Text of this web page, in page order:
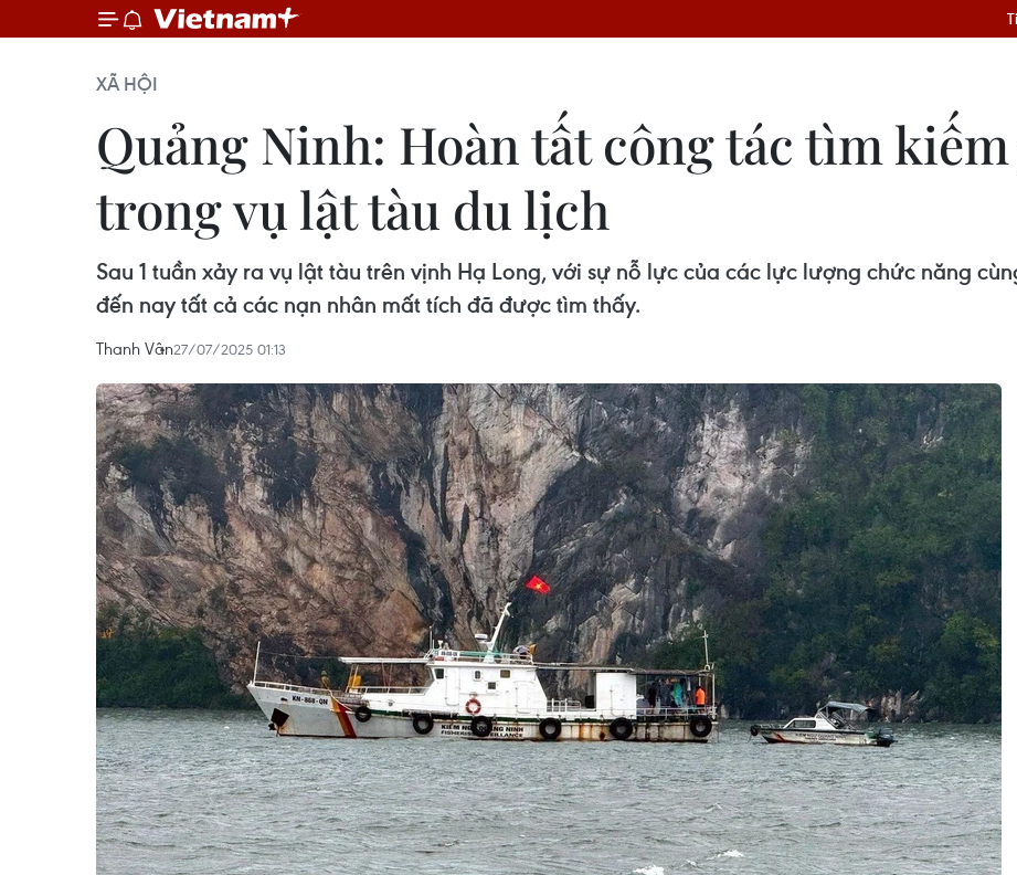
XÃ HỘI
Quảng Ninh: Hoàn tất công tác tìm
trong vụ lật tàu du lịch
Sau 1 tuần xảy ra vụ lật tàu trên vịnh Hạ Long, với sự nỗ lực của các lực lượng chức năng
đến nay tất cả các nạn nhân mất tích đã được tìm thấy.
Thanh Vân27/07/2025 01:13